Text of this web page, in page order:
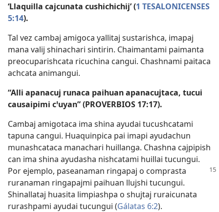
‘Llaquilla cajcunata cushichichij’ (1 TESALONICENSES
5:14).
Tal vez cambaj amigoca yallitaj sustarishca, imapaj
mana valij shinachari sintirin. Chaimantami paimanta
preocuparishcata ricuchina cangui. Chashnami paitaca
achcata animangui.
“Alli apanacuj runaca paihuan apanacujtaca, tucui
causaipimi cꞌuyan” (PROVERBIOS 17:17).
Cambaj amigotaca ima shina ayudai tucushcatami
tapuna cangui. Huaquinpica pai imapi ayudachun
munashcataca manachari huillanga. Chashna cajpipish
can ima shina ayudasha nishcatami huillai tucungui.
Por ejemplo, paseanaman ringapaj o comprasta
ruranaman ringapajmi paihuan llujshi tucungui.
Shinallataj huasita limpiashpa o shujtaj ruraicunata
rurashpami ayudai tucungui (Gálatas 6:2).